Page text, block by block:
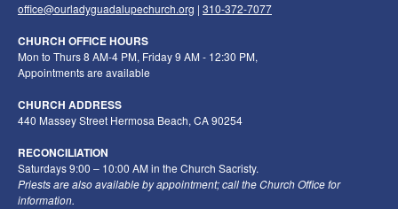
office@ourladyguadalupechurch.org | 310-372-7077
CHURCH OFFICE HOURS
Mon to Thurs 8 AM-4 PM, Friday 9 AM - 12:30 PM,
Appointments are available
CHURCH ADDRESS
440 Massey Street Hermosa Beach, CA 90254
RECONCILIATION
Saturdays9:00 – 10:00 AM in the Church Sacristy.
Priests are also available by appointment; call the Church Office for
information.